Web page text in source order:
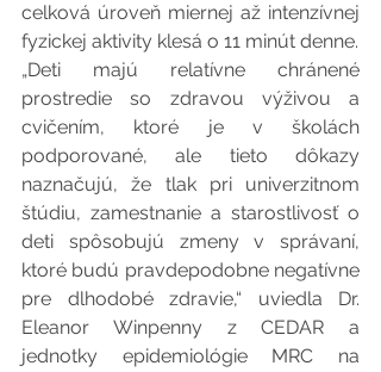
celková úroveň miernej až intenzívnej
„Deti majú relatívne chránené
prostredie so zdravou výživou a
cvičením, ktoré je v školách
podporované, ale tieto dôkazy
naznačujú, že tlak pri univerzitnom
štúdiu, zamestnanie a starostlivosť o
deti spôsobujú zmeny v správaní,
ktoré budú pravdepodobne negatívne
pre dlhodobé zdravie,“ uviedla Dr.
Eleanor Winpenny z CEDAR a
jednotky epidemiológie MRC na